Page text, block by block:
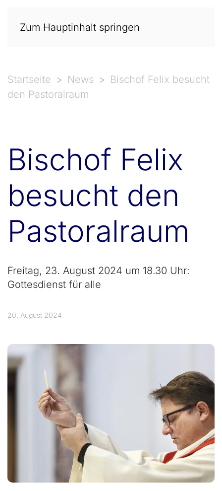
Zum Hauptinhalt springen
Startseite News
Bischof Felix besucht
den Pastoralraum
Bischof Felix
besucht den
Pastoralraum
Freitag, 23. August 2024 um 18.30 Uhr:
Gottesdienst für alle
20. August 2024